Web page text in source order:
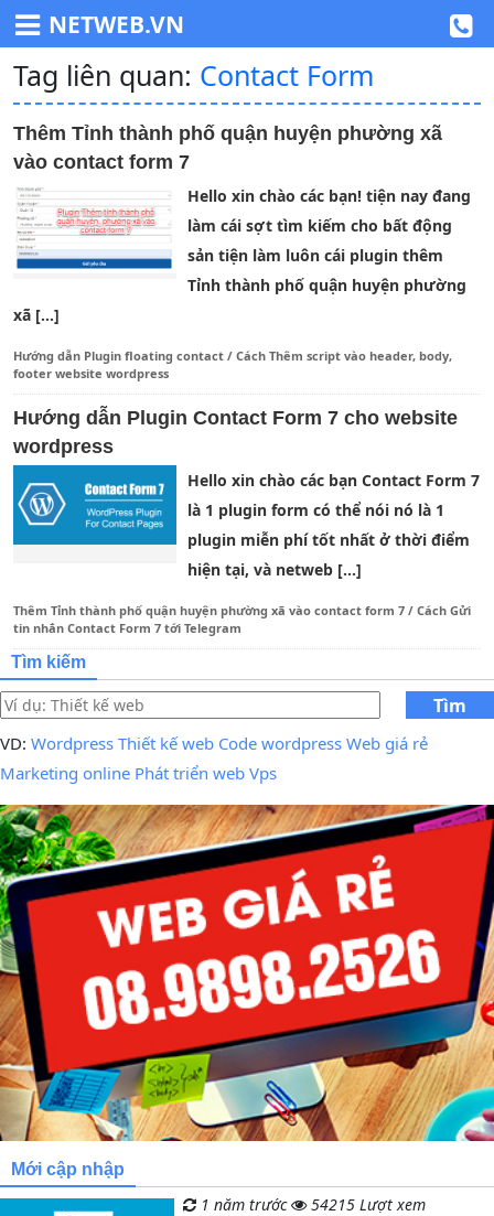
NETWEB.VN
Tag liên quan: Contact Form
Thêm Tỉnh thành phố quận huyện phường xã
vào contact form 7
Hello xin chào các bạn! tiện nay đang
làm cái sợt tìm kiếm cho bất động
sản tiện làm luôn cái plugin thêm
Tỉnh thành phố quận huyện phường
xã […]
Hướng dẫn Plugin floating contact / Cách Thêm script vào header, body,
footer website wordpress
Hướng dẫn Plugin Contact Form 7 cho website
wordpress
Hello xin chào các bạn Contact Form 7
là 1 plugin form có thể nói nó là 1
plugin miễn phí tốt nhất ở thời điểm
hiện tại, và netweb […]
Thêm Tỉnh thành phố quận huyện phường xã vào contact form 7 / Cách Gửi
tin nhắn Contact Form 7 tới Telegram
Tìm kiếm
Tìm
VD: Wordpress Thiết kế web Code wordpress Web giá rẻ
Marketing online Phát triển web Vps
Mới cập nhập
1 năm trước 54215 Lượt xem